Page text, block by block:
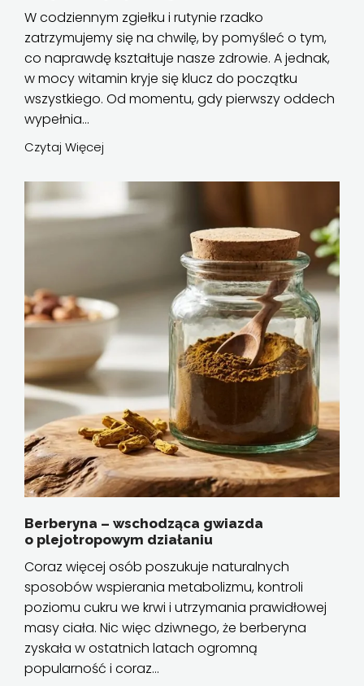
W codziennym zgiełku i rutynie rzadko
zatrzymujemy się na chwilę, by pomyśleć o tym,
co naprawdę kształtuje nasze zdrowie. A jednak,
w mocy witamin kryje się klucz do początku
wszystkiego. Od momentu, gdy pierwszy oddech
wypełnia...
Czytaj Więcej
Berberyna – wschodząca gwiazda
o plejotropowym działaniu
Coraz więcej osób poszukuje naturalnych
sposobów wspierania metabolizmu, kontroli
poziomu cukru we krwi i utrzymania prawidłowej
masy ciała. Nic więc dziwnego, że berberyna
zyskała w ostatnich latach ogromną
popularność i coraz...